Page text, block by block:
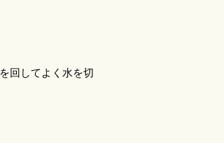
を回してよく水を切